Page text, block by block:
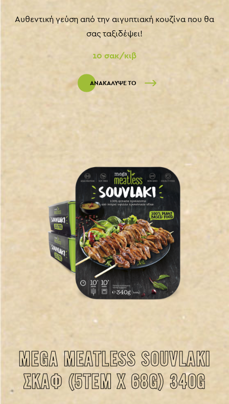
Αυθεντική γεύση από την αιγυπτιακή κουζίνα που θα
σας ταξιδέψει!
10 σακ/κιβ
ΑΝΑΚΑΛΥΨΕ ΤΟ
MEGA MEATLESS SOUVLAKI
ΣΚΑΦ (5ΤΕΜ X 68G) 340G